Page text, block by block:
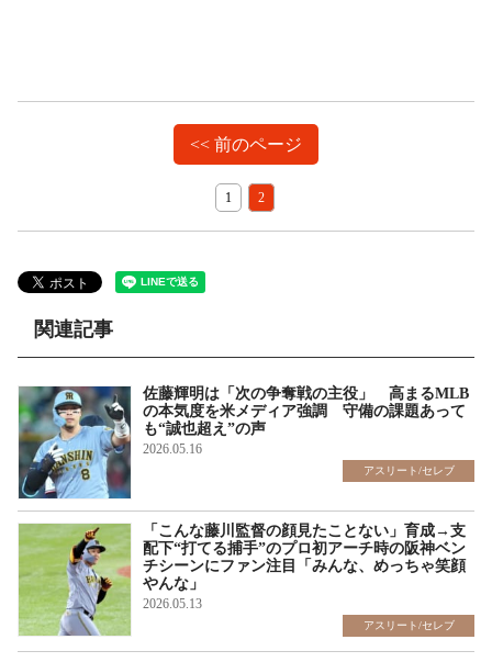
<< 前のページ
1 2
関連記事
佐藤輝明は「次の争奪戦の主役」 高まるMLB
の本気度を米メディア強調 守備の課題あって
も“誠也超え”の声
2026.05.16
アスリート/セレブ
「こんな藤川監督の顔見たことない」育成→支
配下“打てる捕手”のプロ初アーチ時の阪神ベン
チシーンにファン注目「みんな、めっちゃ笑顔
やんな」
2026.05.13
アスリート/セレブ